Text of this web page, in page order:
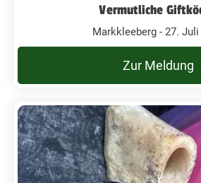
Vermutliche
Markkleeberg - 27. Juli
Zur Meldung